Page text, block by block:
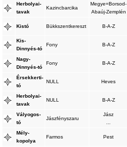
Herbolyai-
tavak
Kazincbarcika
Megye=Borsod-
Abaúj-Zemplén
Kistó Bükkszentkereszt B-A-Z
Kis-
Dinnyés-tó
Fony B-A-Z
Nagy-
Dinnyés-tó
Fony B-A-Z
Érsekkerti-
tó
NULL Heves
Herbolyai-
tavak
NULL B-A-Z
Vályogos-
tó
Jászfényszaru
Jász
Mély-
kopolya
Farmos Pest